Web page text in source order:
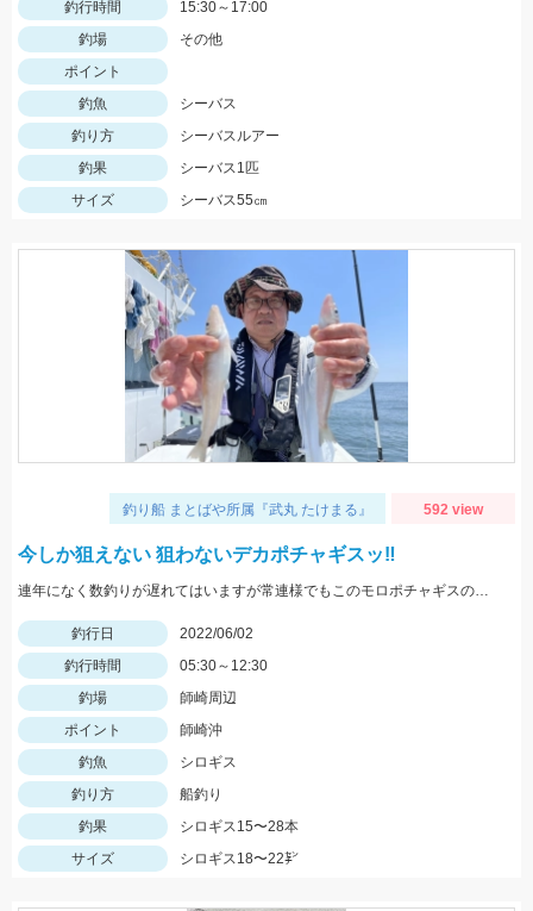
釣行時間
15:30～17:00
釣場
その他
ポイント
釣魚
シーバス
釣り方
シーバスルアー
釣果
シーバス1匹
サイズ
シーバス55㎝
釣り船 まとばや所属『武丸 たけまる』 592 view
今しか狙えない 狙わないデカポチャギスッ‼︎
連年になく数釣りが遅れてはいますが常連様でもこのモロポチャギスのデカさには かなり魅力的みたいですよッ(^-^)♡
釣行日
2022/06/02
釣行時間
05:30～12:30
釣場
師崎周辺
ポイント
師崎沖
釣魚
シロギス
釣り方
船釣り
釣果
シロギス15〜28本
サイズ
シロギス18〜22㌢